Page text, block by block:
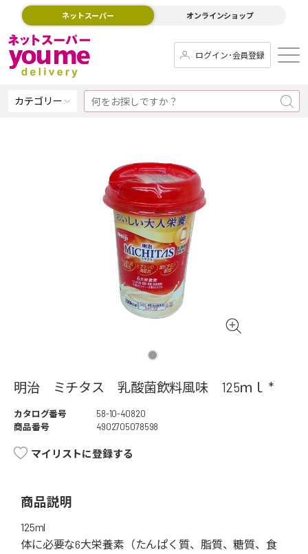
ネットスーパー オンラインショップ
ログイン･会員登録
カテゴリー
明治 ミチタス 乳酸菌飲料風味 125ｍｌ *
カタログ番号
58-10-40820
商品番号
4902705078598
マイリストに登録する
商品説明
125ml
体に必要な6大栄養素（たんぱく質、脂質、糖質、食